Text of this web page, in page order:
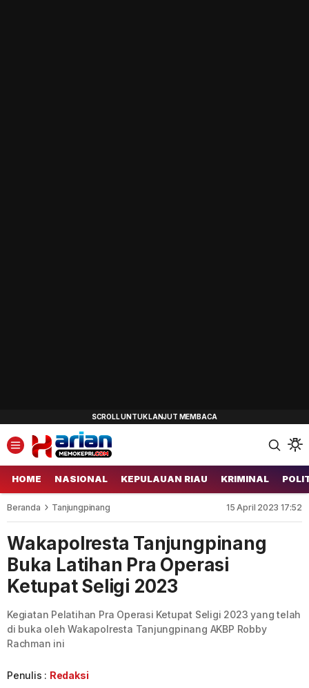
HOME NASIONAL KEPULAUAN RIAU KRIMINAL
Beranda Tanjungpinang 15 April 2023 17:52
Wakapolresta Tanjungpinang
Buka Latihan Pra Operasi
Ketupat Seligi 2023
Kegiatan Pelatihan Pra Operasi Ketupat Seligi 2023 yang telah
di buka oleh Wakapolresta Tanjungpinang AKBP Robby
Rachman ini
Penulis : Redaksi